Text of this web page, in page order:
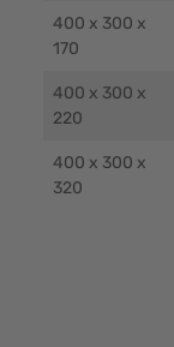
400 x 300 x
170
400 x 300 x
220
400 x 300 x
320